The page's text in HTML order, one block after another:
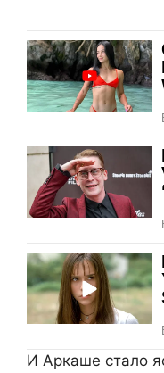
И Аркаше стало